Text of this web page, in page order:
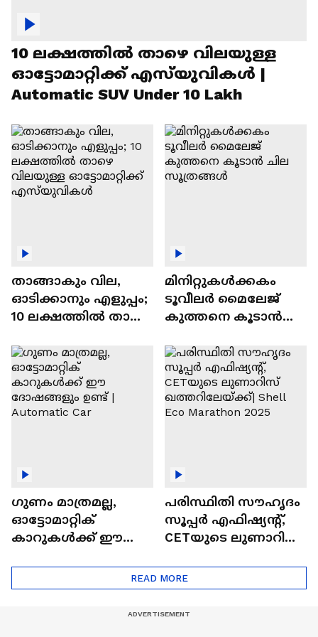
10 ലക്ഷത്തിൽ താഴെ വിലയുള്ള
ഓട്ടോമാറ്റിക്ക് എസ്‍യുവികൾ |
Automatic SUV Under 10 Lakh
താങ്ങാകും വില,
ഓടിക്കാനും എളുപ്പം;
10 ലക്ഷത്തിൽ താഴെ
ഓട്ടോമാറ്റിക്ക്
എസ്‍യുവികൾ
മിനിറ്റുകൾക്കകം
ടൂവീലർ മൈലേജ്
കുത്തനെ കൂടാൻ
ഗുണം മാത്രമല്ല,
ഓട്ടോമാറ്റിക്
കാറുകൾക്ക് ഈ
പരിസ്ഥിതി സൗഹൃദം
സൂപ്പർ എഫിഷ്യന്റ്,
CETയുടെ ലുണാറിസ്
Eco Marathon 2025
READ MORE